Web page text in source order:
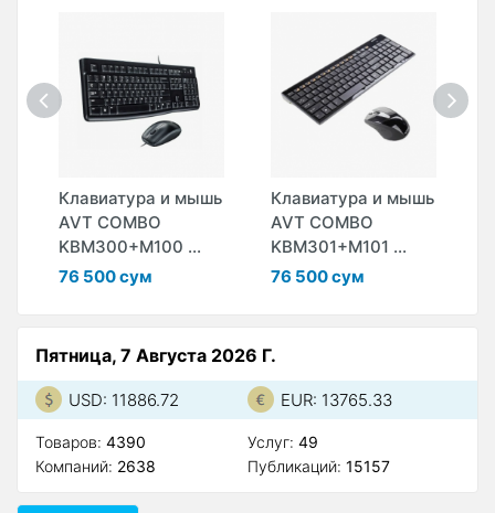
Клавиатура и мышь
AVT COMBO
KBM300+M100 ...
76 500 сум
Клавиатура и мышь
AVT COMBO
KBM301+M101 ...
76 500 сум
Пятница, 7 Августа 2026 Г.
USD: 11886.72 EUR: 13765.33
Товаров: 4390
Компаний: 2638
Услуг: 49
Публикаций: 15157